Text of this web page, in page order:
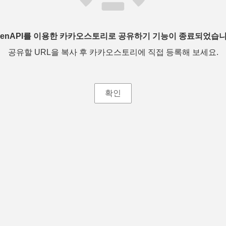
를 이용한 카카오스토리로 공유하기 기능이 종료되었습
공유할 URL을 복사 후 카카오스토리에 직접 등록해 보세요.
확인